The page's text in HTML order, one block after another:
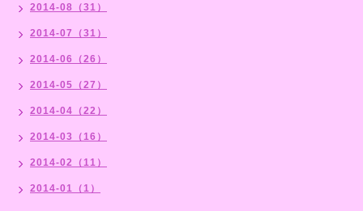
2014-08（31）
2014-07（31）
2014-06（26）
2014-05（27）
2014-04（22）
2014-03（16）
2014-02（11）
2014-01（1）